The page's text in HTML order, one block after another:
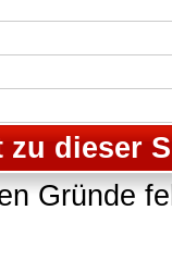
dieser
Gründe